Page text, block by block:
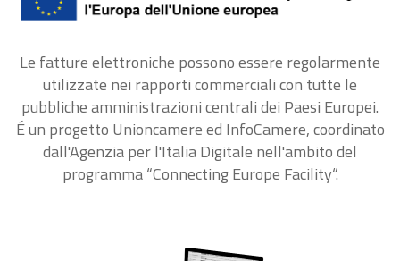
Le fatture elettroniche possono essere regolarmente
utilizzate nei rapporti commerciali con tutte le
pubbliche amministrazioni centrali dei Paesi Europei.
É un progetto Unioncamere ed InfoCamere, coordinato
dall'Agenzia per l'Italia Digitale nell'ambito del
programma “Connecting Europe Facility“.